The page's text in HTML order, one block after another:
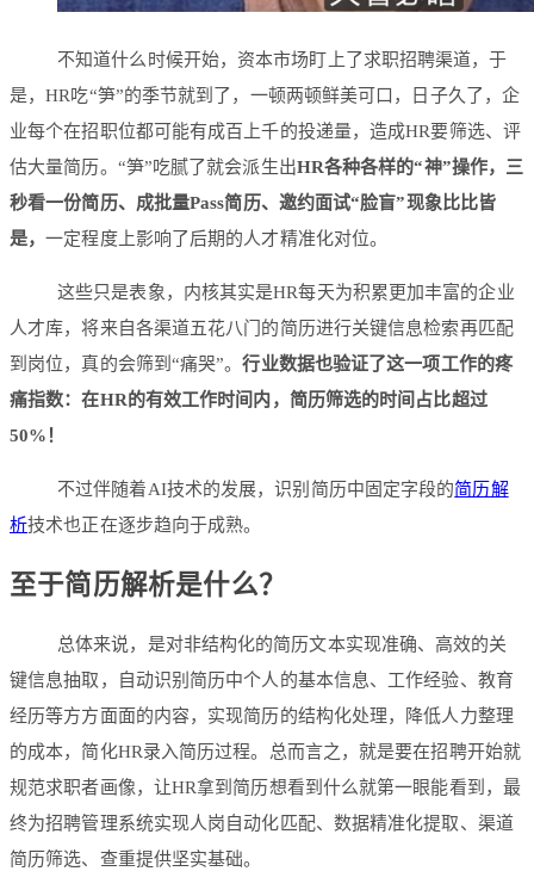
不知道什么时候开始，资本市场盯上了求职招聘渠道，于
是，HR吃“笋”的季节就到了，一顿两顿鲜美可口，日子久了，企
业每个在招职位都可能有成百上千的投递量，造成HR要筛选、评
估大量简历。“笋”吃腻了就会派生出HR各种各样的“神”操作，三
秒看一份简历、成批量Pass简历、邀约面试“脸盲”现象比比皆
是，一定程度上影响了后期的人才精准化对位。
这些只是表象，内核其实是HR每天为积累更加丰富的企业
人才库，将来自各渠道五花八门的简历进行关键信息检索再匹配
到岗位，真的会筛到“痛哭”。行业数据也验证了这一项工作的疼
痛指数：在HR的有效工作时间内，简历筛选的时间占比超过
50%！
不过伴随着AI技术的发展，识别简历中固定字段的简历解
析技术也正在逐步趋向于成熟。
至于简历解析是什么？
总体来说，是对非结构化的简历文本实现准确、高效的关
键信息抽取，自动识别简历中个人的基本信息、工作经验、教育
经历等方方面面的内容，实现简历的结构化处理，降低人力整理
的成本，简化HR录入简历过程。总而言之，就是要在招聘开始就
规范求职者画像，让HR拿到简历想看到什么就第一眼能看到，最
终为招聘管理系统实现人岗自动化匹配、数据精准化提取、渠道
简历筛选、查重提供坚实基础。